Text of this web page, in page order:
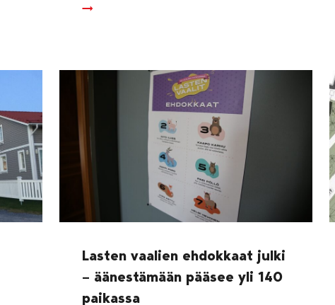
Lasten vaalien ehdokkaat julki
– äänestämään pääsee yli 140
paikassa